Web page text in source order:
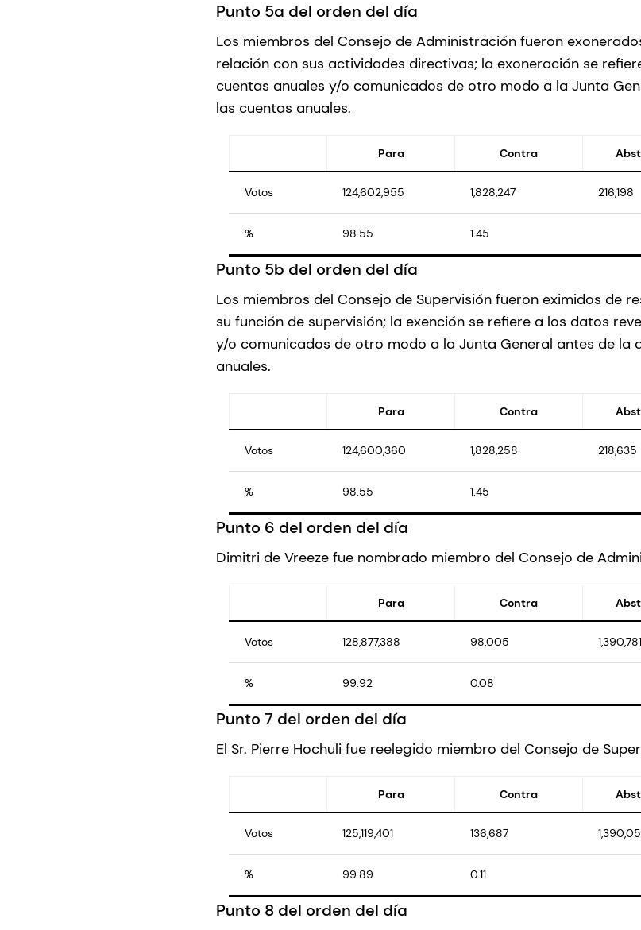
Punto 5a del orden del día
Los miembros del Consejo de Administración fueron
relación con sus actividades directivas; la exoneración se
cuentas anuales y/o comunicados de otro modo a la Junta
las cuentas anuales.
Para Contra
Votos 124,602,955 1,828,247 216,198
% 98.55 1.45
Punto 5b del orden del día
Los miembros del Consejo de Supervisión fueron eximidos de
su función de supervisión; la exención se refiere a los datos
y/o comunicados de otro modo a la Junta General antes de la
anuales.
Para Contra
Votos 124,600,360 1,828,258 218,635
% 98.55 1.45
Punto 6 del orden del día
Dimitri de Vreeze fue nombrado miembro del Consejo de
Para Contra
Votos 128,877,388 98,005 1,390,781
% 99.92 0.08
Punto 7 del orden del día
El Sr. Pierre Hochuli fue reelegido miembro del Consejo de
Para Contra
Votos 125,119,401 136,687
% 99.89 0.11
Punto 8 del orden del día